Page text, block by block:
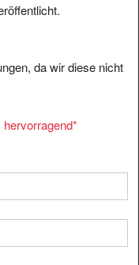
da wir diese nicht
*